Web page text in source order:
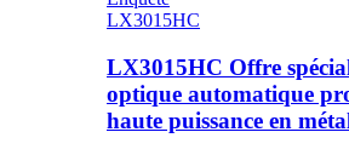
LX3015HC
LX3015HC Offre
optique automatique
haute puissance en